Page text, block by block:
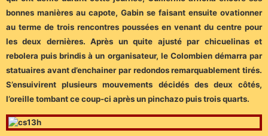
bonnes manières au capote, Gabin se faisant ensuite ovationner
au terme de trois rencontres poussées en venant du centre pour
les deux dernières. Après un quite ajusté par chicuelinas et
rebolera puis brindis à un organisateur, le Colombien démarra par
statuaires avant d’enchainer par redondos remarquablement tirés.
S’ensuivirent plusieurs mouvements décidés des deux côtés,
l’oreille tombant ce coup-ci après un pinchazo puis trois quarts.